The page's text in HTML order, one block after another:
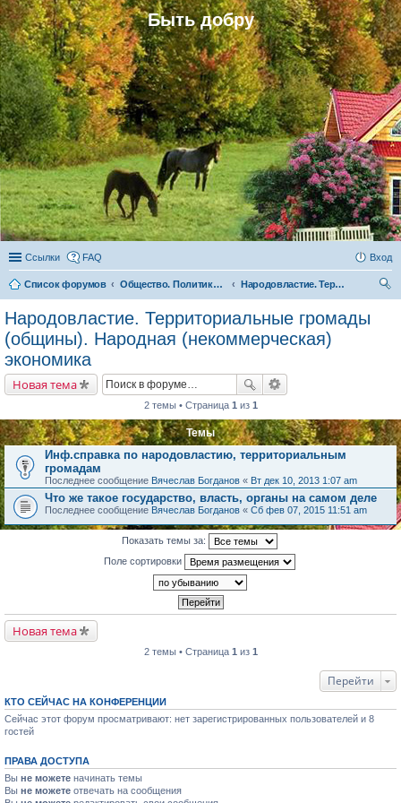
Быть добру
Ссылки FAQ Вход
Список форумов Общество. Политика. Экономика. Народовластие. Территориальные громады (общины)
Народовластие. Территориальные громады (общины). Народная (некоммерческая) экономика
Народовластие. Территориальные громады
(общины). Народная (некоммерческая)
экономика
Новая тема
2 темы • Страница 1 из 1
Темы
Инф.справка по народовластию, территориальным
громадам
Последнее сообщение Вячеслав Богданов « Вт дек 10, 2013 1:07 am
Что же такое государство, власть, органы на самом деле
Последнее сообщение Вячеслав Богданов « Сб фев 07, 2015 11:51 am
Показать темы за:
Поле сортировки
Новая тема
2 темы • Страница 1 из 1
Перейти
КТО СЕЙЧАС НА КОНФЕРЕНЦИИ
Сейчас этот форум просматривают: нет зарегистрированных пользователей и 8
гостей
ПРАВА ДОСТУПА
Вы не можете начинать темы
Вы не можете отвечать на сообщения